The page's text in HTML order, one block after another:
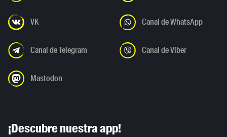
VK Canal de WhatsApp
Canal de Telegram Canal de Viber
Mastodon
¡Descubre nuestra app!